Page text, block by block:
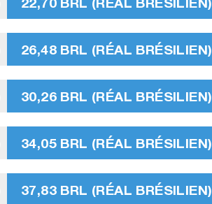
26,48 BRL (RÉAL BRÉSILIEN)
30,26 BRL (RÉAL BRÉSILIEN)
34,05 BRL (RÉAL BRÉSILIEN)
37,83 BRL (RÉAL BRÉSILIEN)